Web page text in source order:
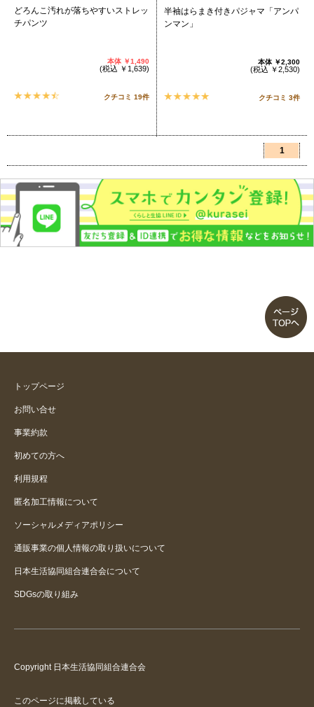
どろんこ汚れが落ちやすいストレッ
チパンツ
本体 ￥1,490
(税込 ￥1,639)
クチコミ 19件
半袖はらまき付きパジャマ「アンパ
ンマン」
本体 ￥2,300
(税込 ￥2,530)
クチコミ 3件
1
トップページ
お問い合せ
事業約款
初めての方へ
利用規程
匿名加工情報について
ソーシャルメディアポリシー
通販事業の個人情報の取り扱いについて
日本生活協同組合連合会について
SDGsの取り組み
Copyright 日本生活協同組合連合会
このページに掲載している